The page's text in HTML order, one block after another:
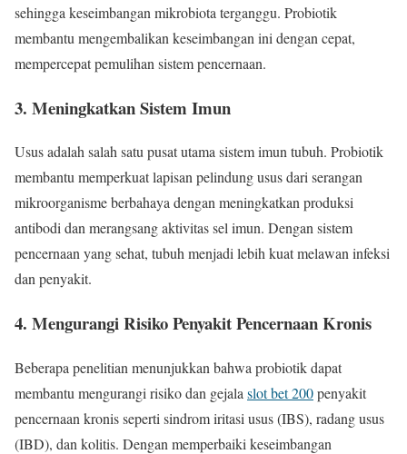
sehingga keseimbangan mikrobiota terganggu. Probiotik
membantu mengembalikan keseimbangan ini dengan cepat,
mempercepat pemulihan sistem pencernaan.
3. Meningkatkan Sistem Imun
Usus adalah salah satu pusat utama sistem imun tubuh. Probiotik
membantu memperkuat lapisan pelindung usus dari serangan
mikroorganisme berbahaya dengan meningkatkan produksi
antibodi dan merangsang aktivitas sel imun. Dengan sistem
pencernaan yang sehat, tubuh menjadi lebih kuat melawan infeksi
dan penyakit.
4. Mengurangi Risiko Penyakit Pencernaan Kronis
Beberapa penelitian menunjukkan bahwa probiotik dapat
membantu mengurangi risiko dan gejala slot bet 200penyakit
pencernaan kronis seperti sindrom iritasi usus (IBS), radang usus
(IBD), dan kolitis. Dengan memperbaiki keseimbangan